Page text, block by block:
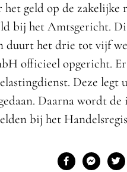
het geld op de
bij het Amtsgericht.
duurt het drie tot vijf
officieel opgericht.
Deze legt
Daarna wordt
bij het